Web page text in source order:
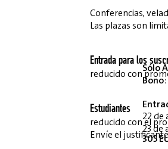
Conferencias,
Las plazas son
Entrada para los
reducido con
Estudiantes
reducido con el
Envíe el
Sólo
Bono:
22 de
23 de
305